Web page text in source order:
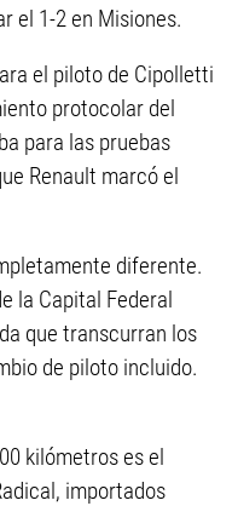
el 1-2 en Misiones.
el piloto de Cipolletti
protocolar del
para las pruebas
Renault marcó el
diferente.
la Capital Federal
que transcurran los
de piloto incluido.
kilómetros es el
importados